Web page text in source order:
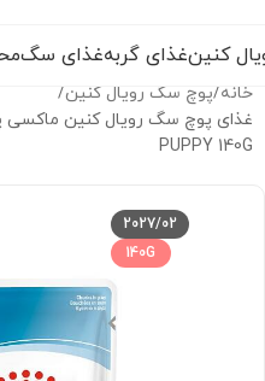
کنینغذای گربهغذای سگ
خانه پوچ سگ رویال کنین
PUPPY 140G
2027/02
140G